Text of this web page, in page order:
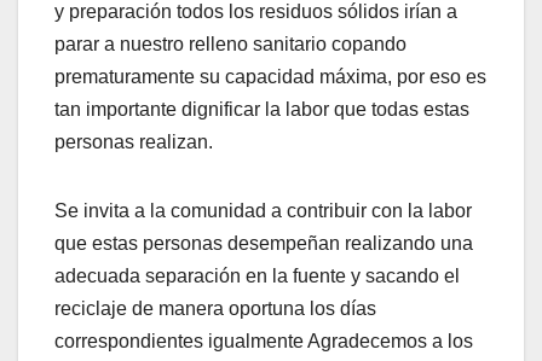
y preparación todos los residuos sólidos irían a
parar a nuestro relleno sanitario copando
prematuramente su capacidad máxima, por eso es
tan importante dignificar la labor que todas estas
personas realizan.
Se invita a la comunidad a contribuir con la labor
que estas personas desempeñan realizando una
adecuada separación en la fuente y sacando el
reciclaje de manera oportuna los días
correspondientes igualmente Agradecemos a los